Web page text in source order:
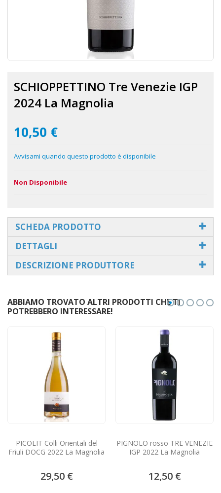
della
galleria
immagini
SCHIOPPETTINO Tre Venezie IGP
2024 La Magnolia
10,50 €
Avvisami quando questo prodotto è disponibile
Non Disponibile
SCHEDA PRODOTTO
DETTAGLI
DESCRIZIONE PRODUTTORE
ABBIAMO TROVATO ALTRI PRODOTTI CHE TI
POTREBBERO INTERESSARE!
PICOLIT Colli Orientali del
Friuli DOCG 2022 La Magnolia
29,50 €
PIGNOLO rosso TRE VENEZIE
IGP 2022 La Magnolia
12,50 €